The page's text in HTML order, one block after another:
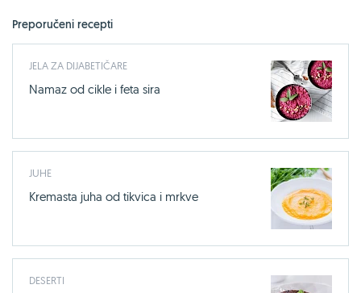
Preporučeni recepti
JELA ZA DIJABETIČARE
Namaz od cikle i feta sira
JUHE
Kremasta juha od tikvica i mrkve
DESERTI